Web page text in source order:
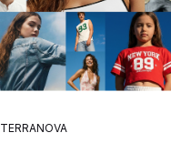
TERRANOVA